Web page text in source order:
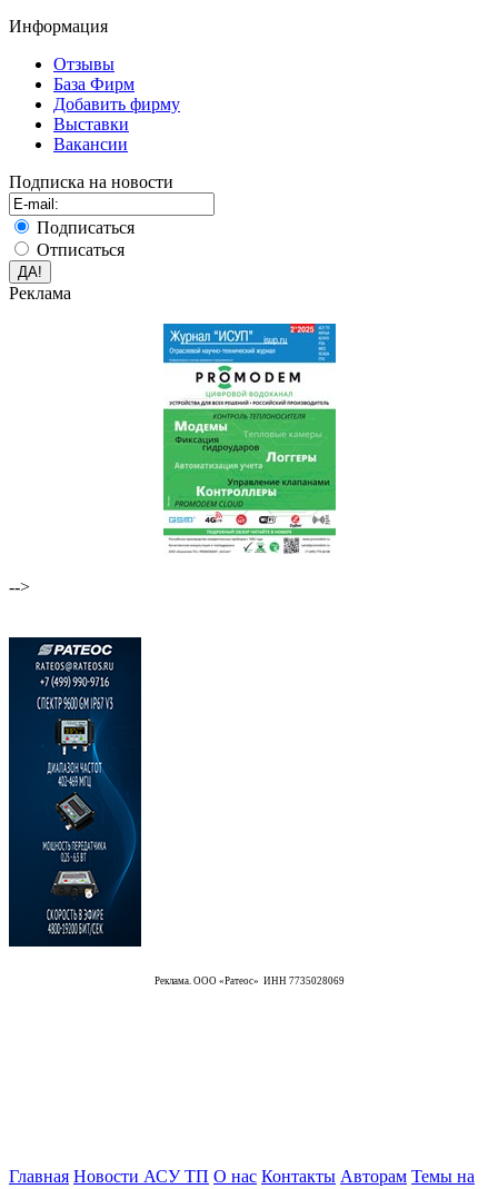
Информация
Отзывы
База Фирм
Добавить фирму
Выставки
Вакансии
Подписка на новости
Подписаться
Отписаться
Реклама
-->
Реклама. ООО «Ратеос» ИНН 7735028069
Главная Новости АСУ ТП О нас Контакты Авторам Темы на